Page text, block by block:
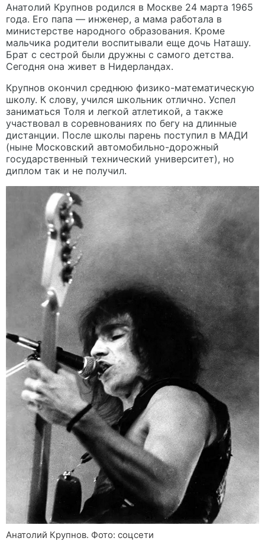
Анатолий Крупнов родился в Москве 24 марта 1965
года. Его папа — инженер, а мама работала в
министерстве народного образования. Кроме
мальчика родители воспитывали еще дочь Наташу.
Брат с сестрой были дружны с самого детства.
Сегодня она живет в Нидерландах.
Крупнов окончил среднюю физико-математическую
школу. К слову, учился школьник отлично. Успел
заниматься Толя и легкой атлетикой, а также
участвовал в соревнованиях по бегу на длинные
дистанции. После школы парень поступил в МАДИ
(ныне Московский автомобильно-дорожный
государственный технический университет), но
диплом так и не получил.
Анатолий Крупнов. Фото: соцсети